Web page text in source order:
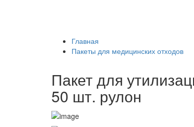
Главная
Пакеты для медицинских отходов
Пакет для
50 шт. рулон